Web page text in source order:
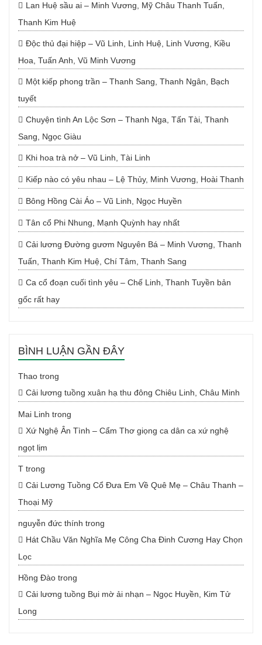
Lan Huệ sầu ai – Minh Vương, Mỹ Châu Thanh Tuấn,
Thanh Kim Huệ
Độc thủ đại hiệp – Vũ Linh, Linh Huệ, Linh Vương, Kiều
Hoa, Tuấn Anh, Vũ Minh Vương
Một kiếp phong trần – Thanh Sang, Thanh Ngân, Bạch
tuyết
Chuyện tình An Lộc Sơn – Thanh Nga, Tấn Tài, Thanh
Sang, Ngọc Giàu
Khi hoa trà nở – Vũ Linh, Tài Linh
Kiếp nào có yêu nhau – Lệ Thủy, Minh Vương, Hoài Thanh
Bông Hồng Cài Áo – Vũ Linh, Ngọc Huyền
Tân cổ Phi Nhung, Mạnh Quỳnh hay nhất
Cải lương Đường gươm Nguyên Bá – Minh Vương, Thanh
Tuấn, Thanh Kim Huệ, Chí Tâm, Thanh Sang
Ca cổ đoạn cuối tình yêu – Chế Linh, Thanh Tuyền bản
gốc rất hay
BÌNH LUẬN GẦN ĐÂY
Thao trong
Cải lương tuồng xuân hạ thu đông Chiêu Linh, Châu Minh
Mai Linh trong
Xứ Nghệ Ân Tình – Cẩm Thơ giọng ca dân ca xứ nghệ
ngọt lịm
T trong
Cải Lương Tuồng Cổ Đưa Em Về Quê Mẹ – Châu Thanh –
Thoại Mỹ
nguyễn đức thính trong
Hát Chầu Văn Nghĩa Mẹ Công Cha Đinh Cương Hay Chọn
Lọc
Hồng Đào trong
Cải lương tuồng Bụi mờ ải nhạn – Ngọc Huyền, Kim Tử
Long